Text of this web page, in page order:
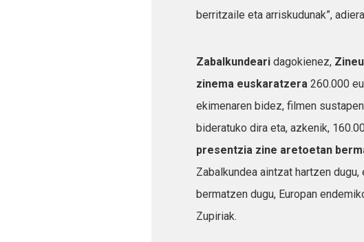
berritzaile eta arriskudunak”,
Zabalkundeari dagokienez,
zinema euskaratzera 260.000
ekimenaren bidez, filmen
bideratuko dira eta, azkenik,
presentzia zine aretoetan
Zabalkundea aintzat hartzen
bermatzen dugu, Europan
Zupiriak.